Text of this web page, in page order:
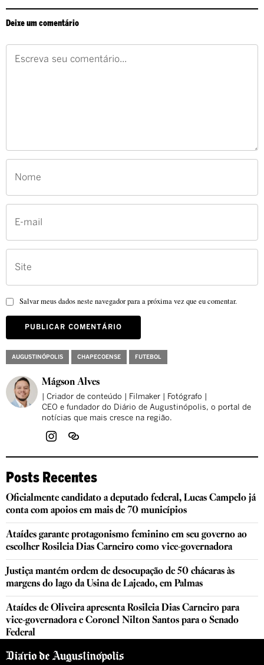
Deixe um comentário
Salvar meus dados neste navegador para a próxima vez que eu comentar.
AUGUSTINÓPOLIS CHAPECOENSE FUTEBOL
Mágson Alves
| Criador de conteúdo | Filmaker | Fotógrafo |
CEO e fundador do Diário de Augustinópolis, o portal de
notícias que mais cresce na região.
Posts Recentes
Oficialmente candidato a deputado federal, Lucas Campelo já
conta com apoios em mais de 70 municípios
Ataídes garante protagonismo feminino em seu governo ao
escolher Rosileia Dias Carneiro como vice-governadora
Justiça mantém ordem de desocupação de 50 chácaras às
margens do lago da Usina de Lajeado, em Palmas
Ataídes de Oliveira apresenta Rosileia Dias Carneiro para
vice-governadora e Coronel Nilton Santos para o Senado
Federal